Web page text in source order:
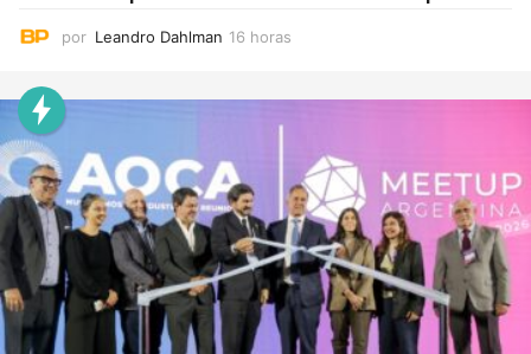
por Leandro Dahlman 16 horas
o